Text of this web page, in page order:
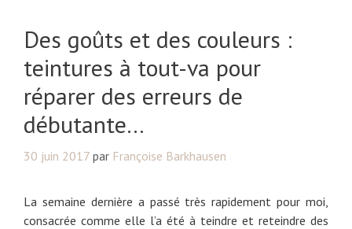
Des goûts et des couleurs :
teintures à tout-va pour
réparer des erreurs de
débutante…
30 juin 2017 par Françoise Barkhausen
La semaine dernière a passé très rapidement pour moi,
consacrée comme elle l’a été à teindre et reteindre des